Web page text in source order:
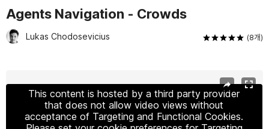
Agents Navigation - Crowds
Lukas Chodosevicius (8개)
This content is hosted by a third party provider
that does not allow video views without
acceptance of Targeting and Functional Cookies.